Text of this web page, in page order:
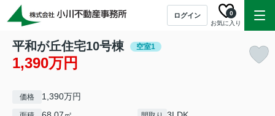
ログイン
お気に入り
0
平和が丘住宅10号棟 空室1
1,390万円
価格 1,390万円